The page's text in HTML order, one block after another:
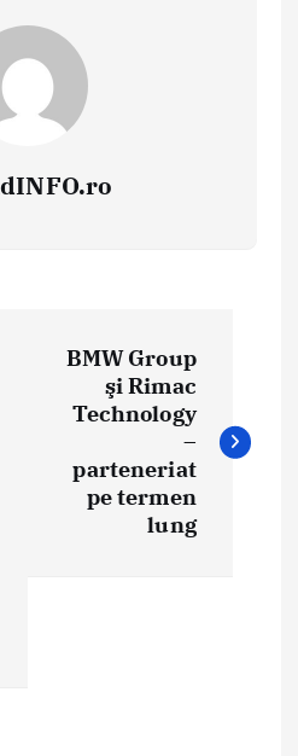
BMW Group
şi Rimac
Technology
–
parteneriat
pe termen
lung